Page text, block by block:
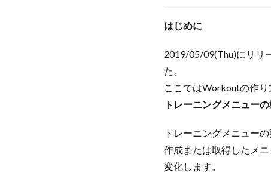
はじめに
2019/05/09(Thu)にリリ
た。
ここではWorkoutの作り
トレーニングメニュー
トレーニングメニュー
作成または取得したメ
変化します。